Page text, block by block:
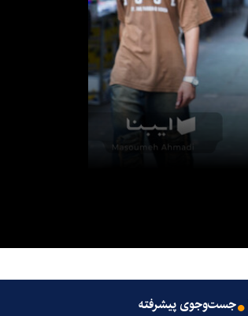
جست‌وجوی پیشرفته